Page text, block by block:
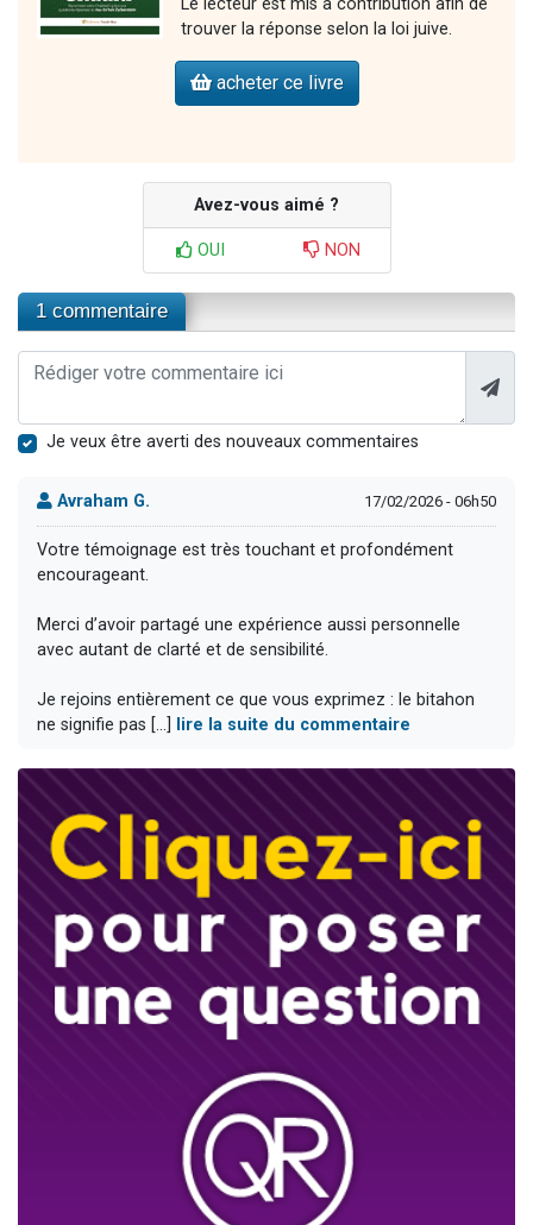
Le lecteur est mis à contribution afin de
trouver la réponse selon la loi juive.
acheter ce livre
Avez-vous aimé ?
OUI NON
1 commentaire
Je veux être averti des nouveaux commentaires
Avraham G. 17/02/2026 - 06h50
Votre témoignage est très touchant et profondément
encourageant.
Merci d’avoir partagé une expérience aussi personnelle
avec autant de clarté et de sensibilité.
Je rejoins entièrement ce que vous exprimez : le bitahon
ne signifie pas [...]
lire la suite du commentaire